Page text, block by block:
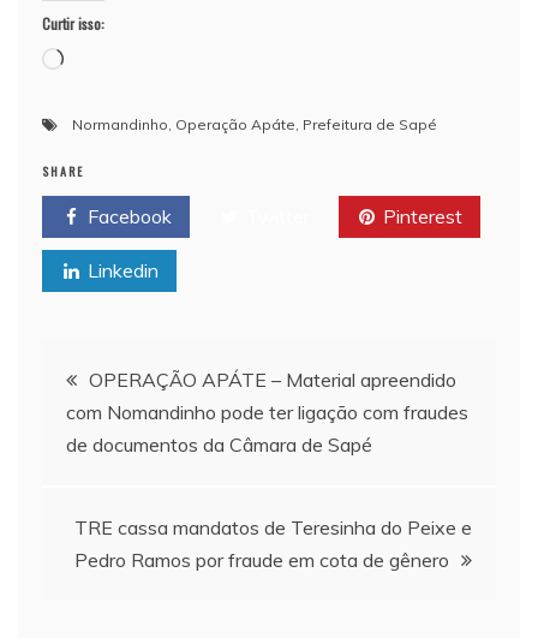
Curtir isso:
Carregando...
Normandinho, Operação Apáte, Prefeitura de Sapé
SHARE
Facebook Pinterest
Linkedin
Navegação de Post
OPERAÇÃO APÁTE – Material apreendido
com Nomandinho pode ter ligação com fraudes
de documentos da Câmara de Sapé
TRE cassa mandatos de Teresinha do Peixe e
Pedro Ramos por fraude em cota de gênero